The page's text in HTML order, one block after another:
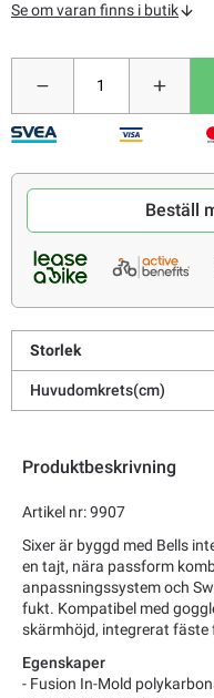
Se om varan finns i butik
Beställ
Storlek
Huvudomkrets(cm)
Produktbeskrivning
Artikel nr: 9907
Sixer är byggd med Bells
en tajt, nära passform
anpassningssystem och
fukt. Kompatibel med
skärmhöjd, integrerat fäste
Egenskaper
- Fusion In-Mold